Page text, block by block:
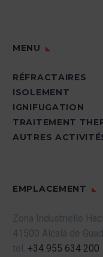
MENU
RÉFRACTAIRES
ISOLEMENT
IGNIFUGATION
TRAITEMENT
AUTRES
EMPLACEMENT
Zona Industrielle
41500 Alcalá de
tel. +34 955 634 200